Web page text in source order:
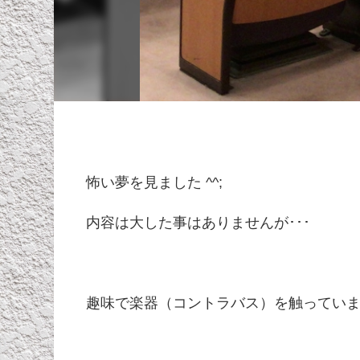
怖い夢を見ました ^^;
内容は大した事はありませんが･･･
趣味で楽器（コントラバス）を触ってい